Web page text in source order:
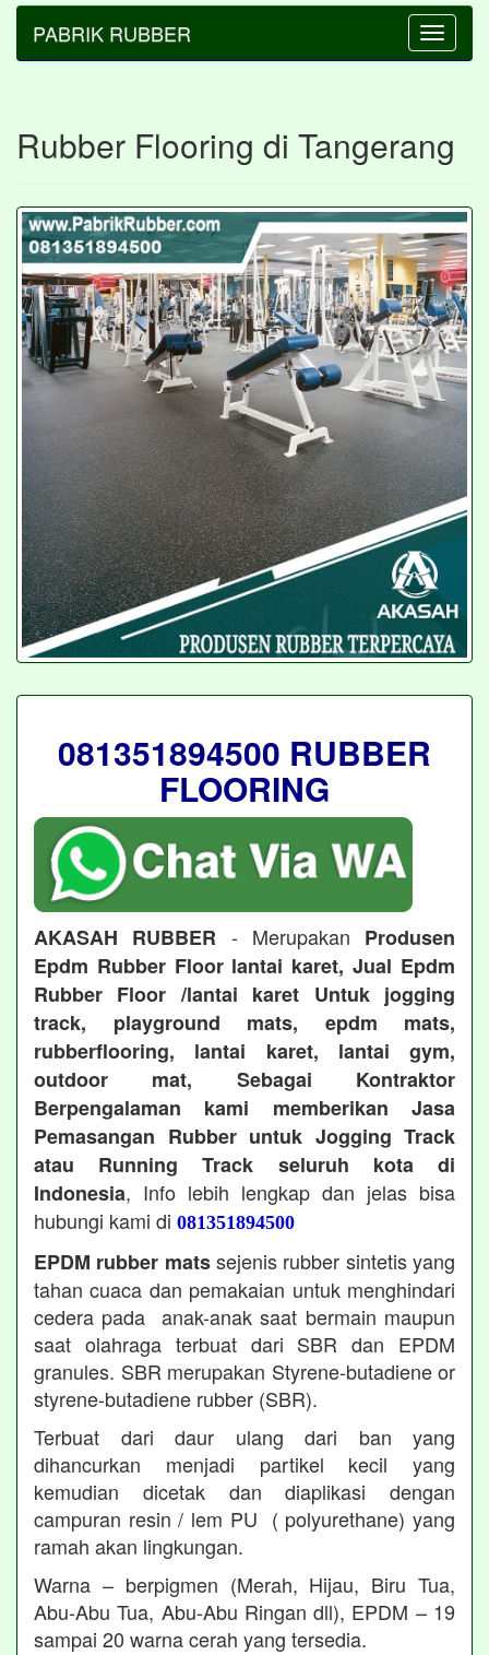
Toggle
PABRIK RUBBER
Rubber Flooring di Tangerang
081351894500 RUBBER
FLOORING
AKASAH RUBBER - Merupakan Produsen
Epdm Rubber Floor lantai karet, Jual Epdm
Rubber Floor /lantai karet Untuk jogging
track, playground mats, epdm mats,
rubberflooring, lantai karet, lantai gym,
outdoor mat, Sebagai Kontraktor
Berpengalaman kami memberikan Jasa
Pemasangan Rubber untuk Jogging Track
atau Running Track seluruh kota di
Indonesia, Info lebih lengkap dan jelas bisa
hubungi kami di 081351894500
EPDM rubber matssejenis rubber sintetis yang
tahan cuaca dan pemakaian untuk menghindari
cedera pada anak-anak saat bermain maupun
saat olahraga terbuat dari SBR dan EPDM
granules. SBR merupakan Styrene-butadiene or
styrene-butadiene rubber (SBR).
Terbuat dari daur ulang dari ban yang
dihancurkan menjadi partikel kecil yang
kemudian dicetak dan diaplikasi dengan
campuran resin / lem PU ( polyurethane) yang
ramah akan lingkungan.
Warna – berpigmen (Merah, Hijau, Biru Tua,
Abu-Abu Tua, Abu-Abu Ringan dll), EPDM – 19
sampai 20 warna cerah yang tersedia.